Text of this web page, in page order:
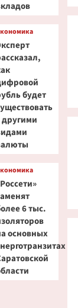
будет
другими
6 тыс.
основных